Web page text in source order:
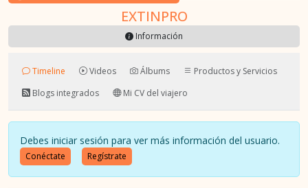
EXTINPRO
Información
Timeline Videos Álbums
Productos y Servicios
Blogs integrados
Mi CV del viajero
Debes iniciar sesión para ver más información del usuario.
Conéctate Regístrate